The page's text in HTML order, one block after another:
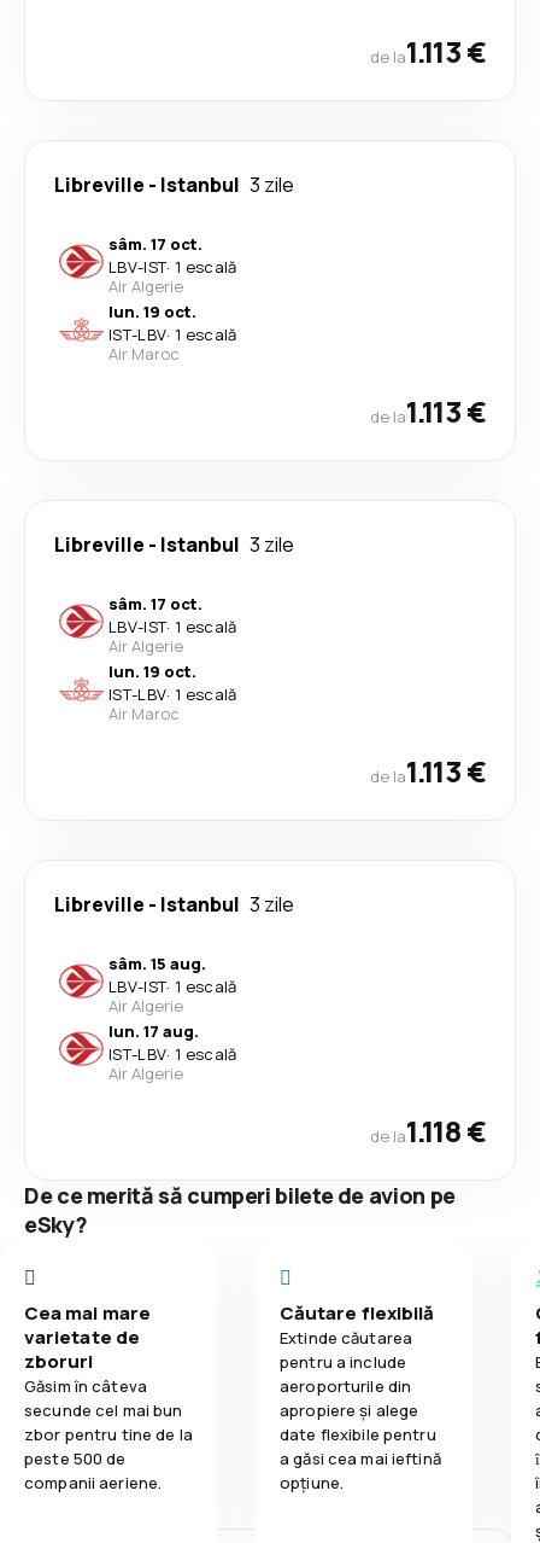
de la1.113 €
Libreville - Istanbul 3 zile
sâm. 17 oct.
LBV-IST· 1 escală
Air Algerie
lun. 19 oct.
IST-LBV· 1 escală
Air Maroc
de la1.113 €
Libreville - Istanbul 3 zile
sâm. 17 oct.
LBV-IST· 1 escală
Air Algerie
lun. 19 oct.
IST-LBV· 1 escală
Air Maroc
de la1.113 €
Libreville - Istanbul 3 zile
sâm. 15 aug.
LBV-IST· 1 escală
Air Algerie
lun. 17 aug.
IST-LBV· 1 escală
Air Algerie
de la1.118 €
De ce merită să cumperi bilete de avion pe
eSky?
Cea mai mare
varietate de
zboruri
Găsim în câteva
secunde cel mai bun
zbor pentru tine de la
peste 500 de
companii aeriene.
Căutare flexibilă
Extinde căutarea
pentru a include
aeroporturile din
apropiere și alege
date flexibile pentru
a găsi cea mai ieftină
opțiune.